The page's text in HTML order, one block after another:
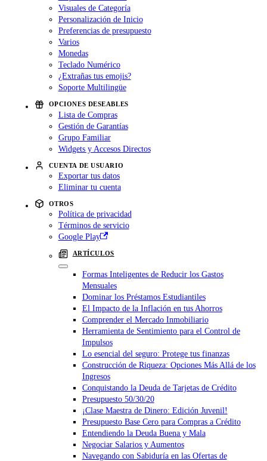
Visuales de Categoría
Personalización de Inicio
Preferencias de presupuesto
Varios
Monedas
Teclado Numérico
¿Extrañas tus emojis?
Soporte Multilingüe
OPCIONES DESEABLES
Lista de Compras
Gestión de Garantías
Grupo Familiar
Widgets y Accesos Directos
CUENTA DE USUARIO
Exportar tus datos
Eliminar tu cuenta
OTROS
Política de privacidad
Términos de servicio
Google Play
ARTÍCULOS
Formas Inteligentes de Reducir los Gastos
Mensuales
Dominar los Préstamos Estudiantiles
El Impacto de la Inflación en tus Ahorros
Comprender el Mercado Inmobiliario
Herramienta de Sentimiento para el Control de
Impulsos
Lo esencial del seguro: Protege tus finanzas
Construcción de Riqueza: Opciones Más Allá de los
Ingresos
Conquistando la Deuda de Tarjetas de Crédito
Presupuesto 50/30/20
¡Clase Maestra de Dinero: Edición Juvenil!
Presupuesto Base Cero para Compras a Crédito
Entendiendo la Deuda Buena y Mala
Negociar Salarios y Aumentos
Navegando con Sabiduría en las Ofertas de